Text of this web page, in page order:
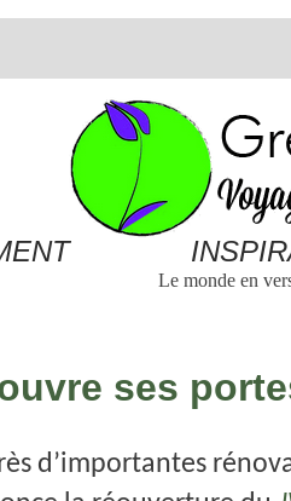
Le monde en
ses
d’importantes